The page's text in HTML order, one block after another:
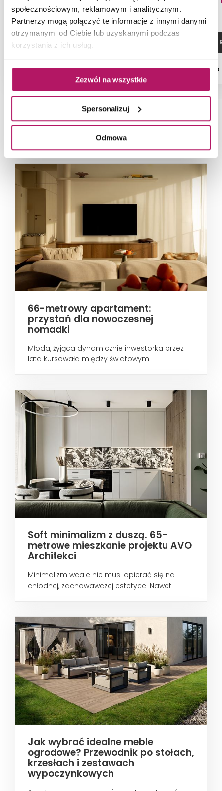
społecznościowym, reklamowym i analitycznym.
Partnerzy mogą połączyć te informacje z innymi danymi
otrzymanymi od Ciebie lub uzyskanymi podczas
korzystania z ich usług.
Zezwól na wszystkie
Spersonalizuj
Odmowa
-1% od 121,50 PLN najniższa cena
ZOBACZ PRODUKT
Dostępność:na zamówienie
ZOBACZ
Dostępność:
NAJNOWSZE ARTYKUŁY
66-metrowy apartament:
przystań dla nowoczesnej
nomadki
Młoda, żyjąca dynamicznie inwestorka przez
lata kursowała między światowymi
Soft minimalizm z duszą. 65-
metrowe mieszkanie projektu AVO
Architekci
Minimalizm wcale nie musi opierać się na
chłodnej, zachowawczej estetyce. Nawet
Jak wybrać idealne meble
ogrodowe? Przewodnik po stołach,
krzesłach i zestawach
wypoczynkowych